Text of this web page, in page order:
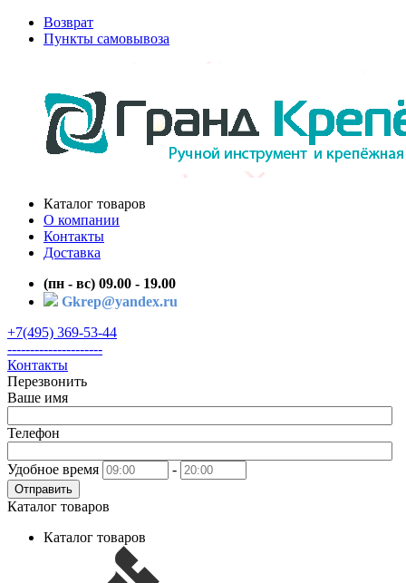
Возврат
Пункты самовывоза
Каталог товаров
О компании
Контакты
Доставка
(пн - вс) 09.00 - 19.00
Gkrep@yandex.ru
+7(495) 369-53-44
---------------------
Контакты
Перезвонить
Ваше имя
Телефон
Удобное время -
Отправить
Каталог товаров
Каталог товаров